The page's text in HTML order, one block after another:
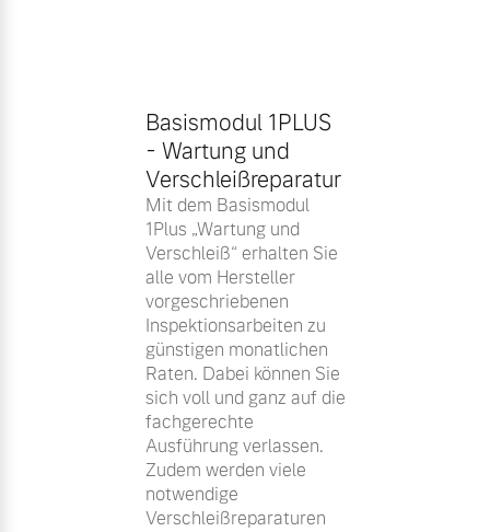
Basismodul 1PLUS
- Wartung und
Verschleißreparatur
Mit dem Basismodul
1Plus „Wartung und
Verschleiß“ erhalten Sie
alle vom Hersteller
vorgeschriebenen
Inspektionsarbeiten zu
günstigen monatlichen
Raten. Dabei können Sie
sich voll und ganz auf die
fachgerechte
Ausführung verlassen.
Zudem werden viele
notwendige
Verschleißreparaturen